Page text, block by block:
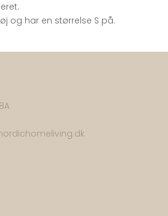
og har en størrelse S på.